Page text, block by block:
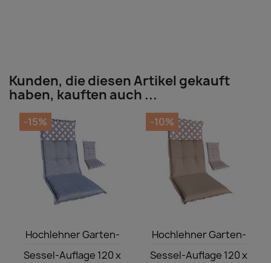
Kunden, die diesen Artikel gekauft
haben, kauften auch ...
 Vorschau
Hochlehner Garten-
Sessel-Auflage 120 x
-15%
 Vorschau
Hochlehner Garten-
Sessel-Auflage 120 x
-10%